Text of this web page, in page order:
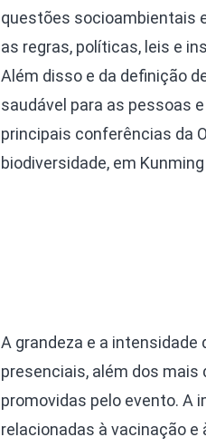
questões socioambientais
as regras, políticas, leis e
Além disso e da definição
saudável para as pessoas
principais conferências da
biodiversidade, em
A grandeza e a
presenciais, além dos
promovidas pelo evento. A
relacionadas à vacinação